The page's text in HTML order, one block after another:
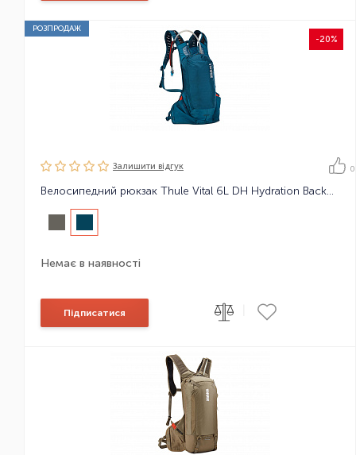
РОЗПРОДАЖ
-20%
Залишити вiдгук 0
Велосипедний рюкзак Thule Vital 6L DH Hydration Backpack
Немає в наявності
Підписатися